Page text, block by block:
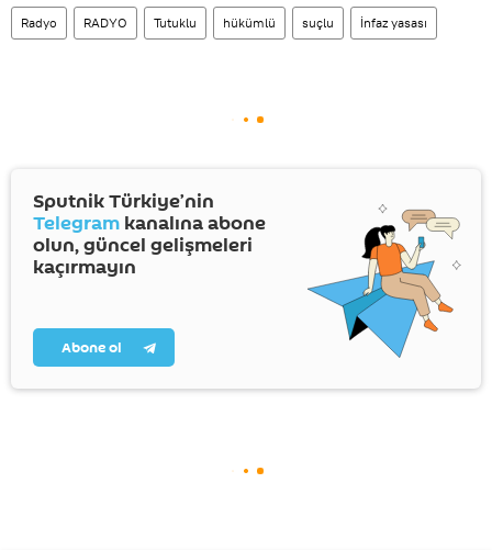
Radyo RADYO Tutuklu hükümlü suçlu İnfaz yasası
Sputnik Türkiye’nin
Telegram kanalına abone
olun, güncel gelişmeleri
kaçırmayın
Abone ol